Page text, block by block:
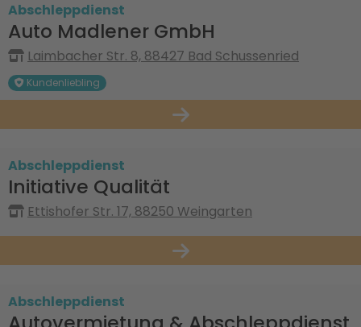
Abschleppdienst
Auto Madlener GmbH
Laimbacher Str. 8, 88427 Bad Schussenried
Kundenliebling
Abschleppdienst
Initiative Qualität
Ettishofer Str. 17, 88250 Weingarten
Abschleppdienst